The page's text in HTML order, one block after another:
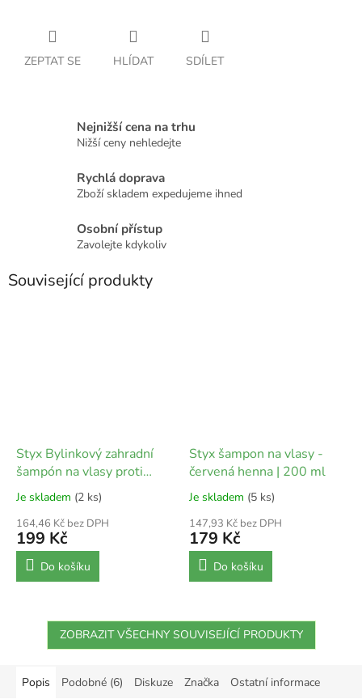
ZEPTAT SE HLÍDAT SDÍLET
Nejnižší cena na trhu
Nižší ceny nehledejte
Rychlá doprava
Zboží skladem expedujeme ihned
Osobní přístup
Zavolejte kdykoliv
Související produkty
Styx Bylinkový zahradní
šampón na vlasy proti
lupům | 200 ml
Je skladem (2 ks)
164,46 Kč bez DPH
199 Kč
Do košíku
Styx šampon na vlasy -
červená henna | 200 ml
Je skladem (5 ks)
147,93 Kč bez DPH
179 Kč
Do košíku
ZOBRAZIT VŠECHNY SOUVISEJÍCÍ PRODUKTY
Popis Podobné (6) Diskuze Značka Ostatní informace